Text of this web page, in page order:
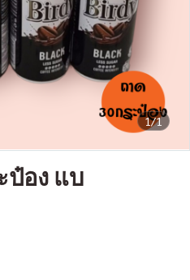
1/1
ป๋อง แบ